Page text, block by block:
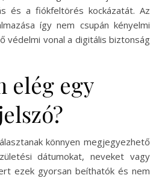
és a fiókfeltörés kockázatát. Az
így nem csupán kényelmi
védelmi vonal a digitális biztonság
elég egy
könnyen megjegyezhető
dátumokat, neveket vagy
ezek gyorsan beíthatók és nem